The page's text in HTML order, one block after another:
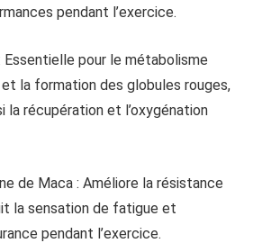
pendant l’exercice.
Essentielle pour le métabolisme
la formation des globules rouges,
la récupération et l’oxygénation
de Maca : Améliore la résistance
la sensation de fatigue et
pendant l’exercice.